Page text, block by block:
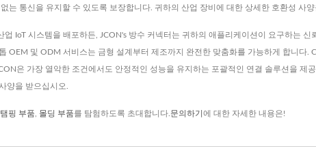
는 통신을 유지할 수 있도록 보장합니다. 귀하의 산업 장비에 대한 상세한 호환성 사
IoT 시스템을 배포하든, JCON's 방수 커넥터는 귀하의 애플리케이션이 요구하는
OEM 및 ODM 서비스는 금형 설계부터 제조까지 완전한 맞춤화를 가능하게 합니다.
은 가장 열악한 조건에서도 안정적인 성능을 유지하는 포괄적인 연결 솔루션을 제
양을 받으십시오.
핑 부품 몰딩 부품를 탐험하도록 초대합니다. 문의하기 에 대한 자세한 내용은!